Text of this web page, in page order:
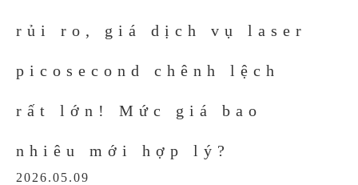
rủi ro, giá dịch vụ laser
picosecond chênh lệch
rất lớn! Mức giá bao
nhiêu mới hợp lý?
2026.05.09